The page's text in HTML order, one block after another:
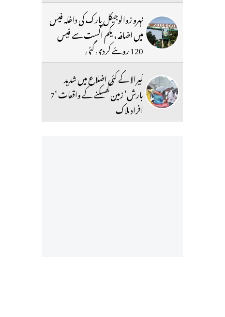
نہرو زوالوجیکل پارک کی داخلہ فیس
میں اضافہ ، یکم اگست سے فیس
120 روپئے کردی گئی
کیرالا کے کئی اضلاع میں شدید
بارش‘ زمین کھسکنے کے واقعات ‘7
افراد ہلاک